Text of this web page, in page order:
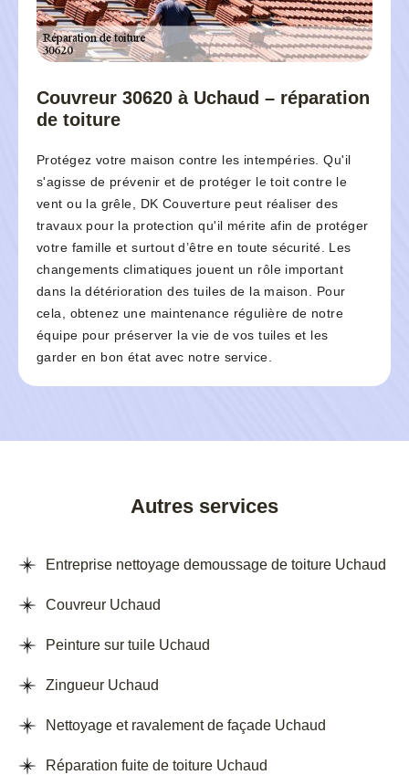
Couvreur 30620 à Uchaud – réparation
de toiture
Protégez votre maison contre les intempéries. Qu'il
s'agisse de prévenir et de protéger le toit contre le
vent ou la grêle, DK Couverture peut réaliser des
travaux pour la protection qu'il mérite afin de protéger
votre famille et surtout d’être en toute sécurité. Les
changements climatiques jouent un rôle important
dans la détérioration des tuiles de la maison. Pour
cela, obtenez une maintenance régulière de notre
équipe pour préserver la vie de vos tuiles et les
garder en bon état avec notre service.
Autres services
Entreprise nettoyage demoussage de toiture Uchaud
Couvreur Uchaud
Peinture sur tuile Uchaud
Zingueur Uchaud
Nettoyage et ravalement de façade Uchaud
Réparation fuite de toiture Uchaud